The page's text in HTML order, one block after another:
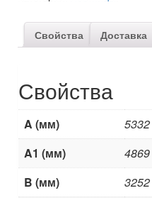
Свойства Доставка
Свойства
A (мм)
5332
A1 (мм)
4869
B (мм)
3252